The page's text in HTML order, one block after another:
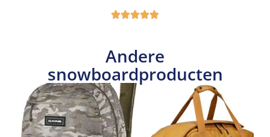
Andere
snowboardproducten